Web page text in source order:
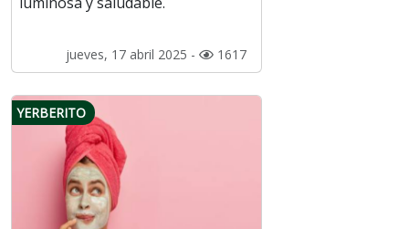
jueves, 17 abril 2025 - 1617
YERBERITO